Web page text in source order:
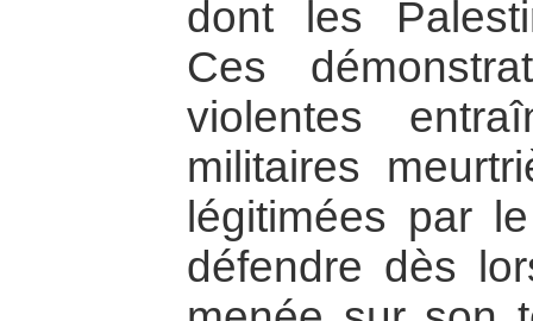
dont les
Ces
violentes
militaires
légitimées par
défendre dès